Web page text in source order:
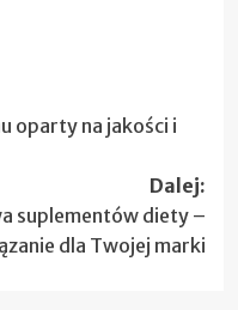
oparty na jakości i
Dalej:
suplementów diety –
dla Twojej marki